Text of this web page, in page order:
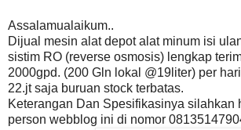
Assalamualaikum..
Dijual mesin alat depot alat minum isi
sistim RO (reverse osmosis) lengkap
2000gpd. (200 Gln lokal @19liter) per
22.jt saja buruan stock terbatas.
Keterangan Dan Spesifikasinya silahkan
person webblog ini di nomor